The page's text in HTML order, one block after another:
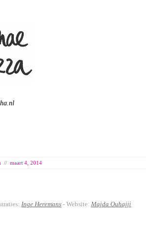
// maart 4, 2014
Inge Heremans - Website:Majda Ouhajji